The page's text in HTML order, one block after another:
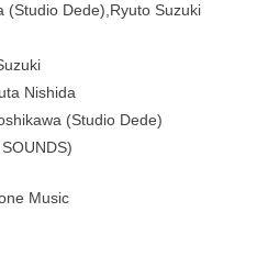
(Studio Dede),Ryuto Suzuki
Nishida
(Studio Dede)
Music